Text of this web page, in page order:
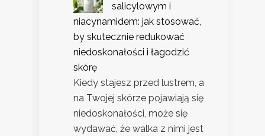
salicylowym i
niacynamidem: jak stosować,
by skutecznie redukować
niedoskonałości i łagodzić
skórę
Kiedy stajesz przed lustrem, a
na Twojej skórze pojawiają się
niedoskonałości, może się
wydawać, że walka z nimi jest